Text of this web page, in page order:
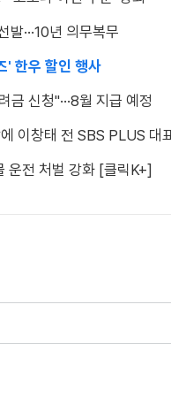
···10년 의무복무
' 한우 할인 행사
금 신청"···8월 지급 예정
이창태 전 SBS PLUS 대
운전 처벌 강화 [클릭K+]